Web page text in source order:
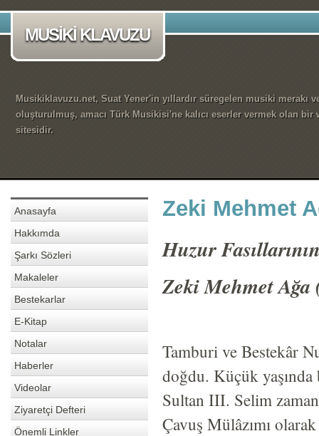
MUSİKİ KLAVUZU
Musikiklavuzu.net, Suat Yener'in yıllardır süregelen musiki merakı
oluşturulmuş, amacı Türk Musikisi'ne kalıcı eserler vermek olan bir
sitesidir.
Anasayfa
Hakkımda
Şarkı Sözleri
Makaleler
Bestekarlar
E-Kitap
Notalar
Haberler
Videolar
Ziyaretçi Defteri
Önemli Linkler
Zeki Mehmet
Huzur
Zeki Mehmet Ağa
Tamburi ve Bestekâr
doğdu. Küçük yaşında
Sultan III. Selim
Çavuş Mülâzımı olarak